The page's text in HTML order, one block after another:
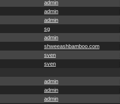
admin
admin
admin
sg
admin
shweeashbamboo.com
sven
sven
admin
admin
admin